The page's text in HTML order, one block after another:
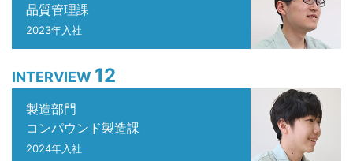
品質管理課
2023年入社
INTERVIEW 12
製造部門
コンパウンド製造課
2024年入社